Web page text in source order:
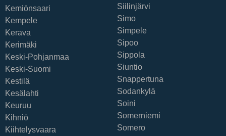
Kemiönsaari
Kempele
Kerava
Kerimäki
Keski-Pohjanmaa
Keski-Suomi
Kestilä
Kesälahti
Keuruu
Kihniö
Kiihtelysvaara
Siilinjärvi
Simo
Simpele
Sipoo
Sippola
Siuntio
Snappertuna
Sodankylä
Soini
Somerniemi
Somero